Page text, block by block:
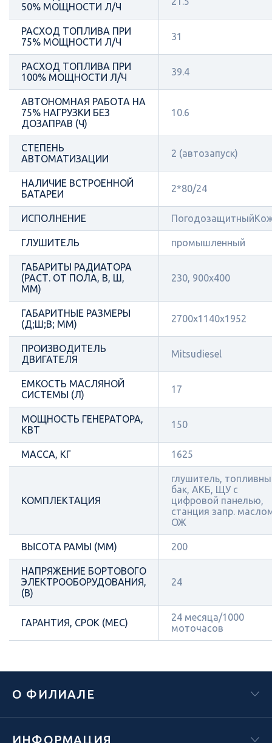
50% МОЩНОСТИ Л/Ч
РАСХОД ТОПЛИВА ПРИ
75% МОЩНОСТИ Л/Ч
31
РАСХОД ТОПЛИВА ПРИ
100% МОЩНОСТИ Л/Ч
39.4
АВТОНОМНАЯ РАБОТА НА
75% НАГРУЗКИ БЕЗ
ДОЗАПРАВ (Ч)
10.6
СТЕПЕНЬ
АВТОМАТИЗАЦИИ
2 (автозапуск)
НАЛИЧИЕ ВСТРОЕННОЙ
БАТАРЕИ
2*80/24
ИСПОЛНЕНИЕ
ГЛУШИТЕЛЬ промышленный
ГАБАРИТЫ РАДИАТОРА
(РАСТ. ОТ ПОЛА, В, Ш,
ММ)
230, 900х400
ГАБАРИТНЫЕ РАЗМЕРЫ
(Д;Ш;В; ММ)
2700х1140х1952
ПРОИЗВОДИТЕЛЬ
ДВИГАТЕЛЯ
Mitsudiesel
ЕМКОСТЬ МАСЛЯНОЙ
СИСТЕМЫ (Л)
17
МОЩНОСТЬ ГЕНЕРАТОРА,
КВТ
150
МАССА, КГ 1625
КОМПЛЕКТАЦИЯ
глушитель,
бак, АКБ, ЩУ с
цифровой панелью,
станция запр.
ОЖ
ВЫСОТА РАМЫ (ММ) 200
НАПРЯЖЕНИЕ БОРТОВОГО
ЭЛЕКТРООБОРУДОВАНИЯ,
(В)
24
ГАРАНТИЯ, СРОК (МЕС)
24 месяца/1000
моточасов
О ФИЛИАЛЕ
ИНФОРМАЦИЯ